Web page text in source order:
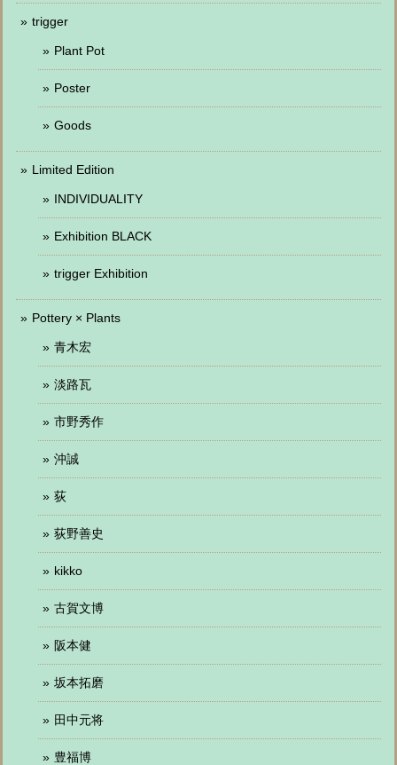
trigger
Plant Pot
Poster
Goods
Limited Edition
INDIVIDUALITY
Exhibition BLACK
trigger Exhibition
Pottery × Plants
青木宏
淡路瓦
市野秀作
沖誠
荻
荻野善史
kikko
古賀文博
阪本健
坂本拓磨
田中元将
豊福博